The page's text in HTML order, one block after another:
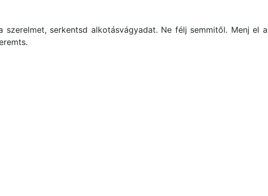
szerelmet, serkentsd alkotásvágyadat. Ne félj semmitől. Menj el a